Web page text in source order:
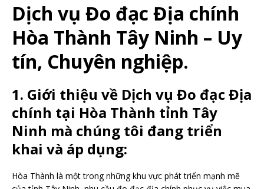
Dịch vụ Đo đạc Địa chính
Hòa Thành Tây Ninh – Uy
tín, Chuyên nghiệp.
1. Giới thiệu về Dịch vụ Đo đạc Địa
chính tại Hòa Thành tỉnh Tây
Ninh mà chúng tôi đang triển
khai và áp dụng:
Hòa Thành là một trong những khu vực phát triển mạnh mẽ